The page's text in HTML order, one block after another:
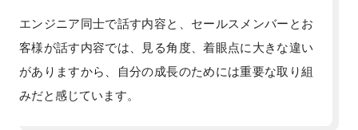
エンジニア同士で話す内容と、セールスメンバーとお
客様が話す内容では、見る角度、着眼点に大きな違い
がありますから、自分の成長のためには重要な取り組
みだと感じています。